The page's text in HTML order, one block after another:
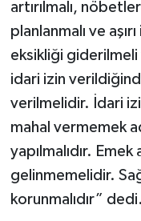
artırılmalı,
planlanmalı ve
eksikliği giderilmeli
idari izin
verilmelidir. İdari
mahal vermemek
yapılmalıdır.
gelinmemelidir.
korunmalıdır” dedi.